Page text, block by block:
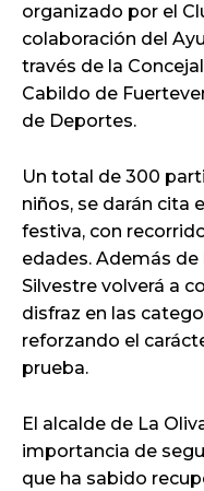
organizado por el
colaboración del
través de la
Cabildo de
de Deportes.
Un total de 300
niños, se darán cita
festiva, con
edades. Además
Silvestre volverá a
disfraz en las
reforzando el
prueba.
El alcalde de La
importancia de
que ha sabido